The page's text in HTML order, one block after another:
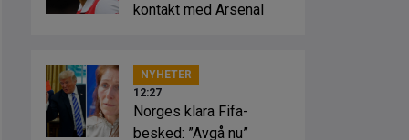
kontakt med Arsenal
NYHETER
12:27
Norges klara Fifa-
besked: ”Avgå nu”